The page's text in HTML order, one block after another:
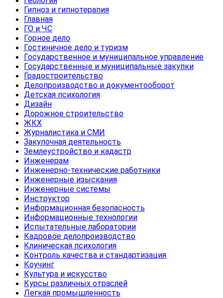
Гипноз и гипнотерапия
Главная
ГО и ЧС
Горное дело
Гостиничное дело и туризм
Государственное и муниципальное управление
Государственные и муниципальные закупки
Градостроительство
Делопроизводство и документооборот
Детская психология
Дизайн
Дорожное строительство
ЖКХ
Журналистика и СМИ
Закупочная деятельность
Землеустройство и кадастр
Инженерам
Инженерно-технические работники
Инженерные изыскания
Инженерные системы
Инструктор
Информационная безопасность
Информационные технологии
Испытательные лаборатории
Кадровое делопроизводство
Клиническая психология
Контроль качества и стандартизация
Коучинг
Культура и искусство
Курсы различных отраслей
Легкая промышленность